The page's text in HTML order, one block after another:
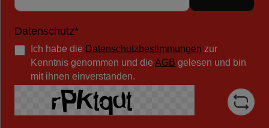
Datenschutz*
Ich habe die Datenschutzbestimmungen zur
Kenntnis genommen und die AGB gelesen und bin
mit ihnen einverstanden.